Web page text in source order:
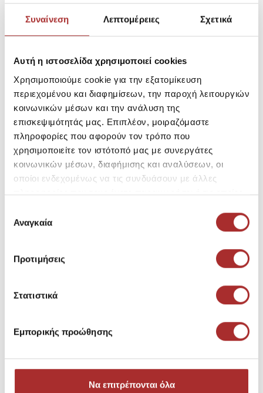
Συναίνεση Λεπτομέρειες Σχετικά
Αυτή η ιστοσελίδα χρησιμοποιεί cookies
Χρησιμοποιούμε cookie για την εξατομίκευση
περιεχομένου και διαφημίσεων, την παροχή λειτουργιών
κοινωνικών μέσων και την ανάλυση της
επισκεψιμότητάς μας. Επιπλέον, μοιραζόμαστε
πληροφορίες που αφορούν τον τρόπο που
χρησιμοποιείτε τον ιστότοπό μας με συνεργάτες
κοινωνικών μέσων, διαφήμισης και αναλύσεων, οι
οποίοι ενδεχομένως να τις συνδυάσουν με άλλες
πληροφορίες που τους έχετε παραχωρήσει ή τις οποίες
των υπηρεσιών τους.
συγκατάθεσης
Αναγκαία
Προτιμήσεις
Στατιστικά
Εμπορικής προώθησης
Να επιτρέπονται όλα
5052
-6%
CAMARO
SKU: 26194158AD756
Χαμηλότερη Τιμή των
τελευταίων 30 ημερών πριν τη
μείωση: 30,52€
S
-22%
EMERSON
EmersonΑμάνικο Χειμωνιάτικο
Μπουφάν Puffer
SKU: 26190578R4219
Τιμή Outlet: 34,23€
Χαμηλότερη Τιμή των
τελευταίων 30 ημερών πριν τη
μείωση: 44,01€
ΑΝΔΡΙΚΟ ΓΙΛΕΚΟ ΕΙΣΑΓΩΓΗΣ
ΑΝΔΡΙΚΟ ΓΙΛΕΚΟ ΕΙΣΑΓΩΓΗΣ